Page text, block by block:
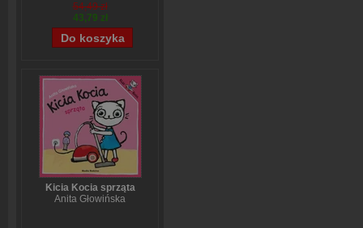
54,49 zł
43,79 zł
Kicia Kocia sprząta
Anita Głowińska